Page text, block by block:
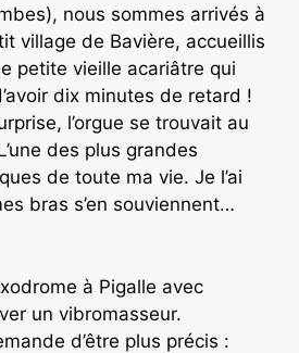
nous sommes arrivés à
village de Bavière, accueillis
petite vieille acariâtre qui
dix minutes de retard !
l’orgue se trouvait au
des plus grandes
de toute ma vie. Je l’ai
bras s’en souviennent…
à Pigalle avec
un vibromasseur.
d’être plus précis :